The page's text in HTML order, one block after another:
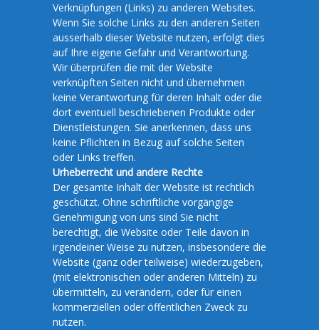
Verknüpfungen (Links) zu anderen Websites.
Wenn Sie solche Links zu den anderen Seiten
ausserhalb dieser Website nutzen, erfolgt dies
auf Ihre eigene Gefahr und Verantwortung.
Wir überprüfen die mit der Website
verknüpften Seiten nicht und übernehmen
keine Verantwortung für deren Inhalt oder die
dort eventuell beschriebenen Produkte oder
Dienstleistungen. Sie anerkennen, dass uns
keine Pflichten in Bezug auf solche Seiten
oder Links treffen.
Urheberrecht und andere Rechte
Der gesamte Inhalt der Website ist rechtlich
geschützt. Ohne schriftliche vorgängige
Genehmigung von uns sind Sie nicht
berechtigt, die Website oder Teile davon in
irgendeiner Weise zu nutzen, insbesondere die
Website (ganz oder teilweise) wiederzugeben,
(mit elektronischen oder anderen Mitteln) zu
übermitteln, zu verändern, oder für einen
kommerziellen oder öffentlichen Zweck zu
nutzen.